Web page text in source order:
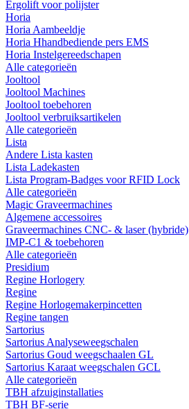
Ergolift voor polijster
Horia
Horia Aambeeldje
Horia Hhandbediende pers EMS
Horia Instelgereedschapen
Alle categorieën
Jooltool
Jooltool Machines
Jooltool toebehoren
Jooltool verbruiksartikelen
Alle categorieën
Lista
Andere Lista kasten
Lista Ladekasten
Lista Program-Badges voor RFID Lock
Alle categorieën
Magic Graveermachines
Algemene accessoires
Graveermachines CNC- & laser (hybride)
IMP-C1 & toebehoren
Alle categorieën
Presidium
Regine Horlogery
Regine
Regine Horlogemakerpincetten
Regine tangen
Sartorius
Sartorius Analyseweegschalen
Sartorius Goud weegschaalen GL
Sartorius Karaat weegschalen GCL
Alle categorieën
TBH afzuiginstallaties
TBH BF-serie